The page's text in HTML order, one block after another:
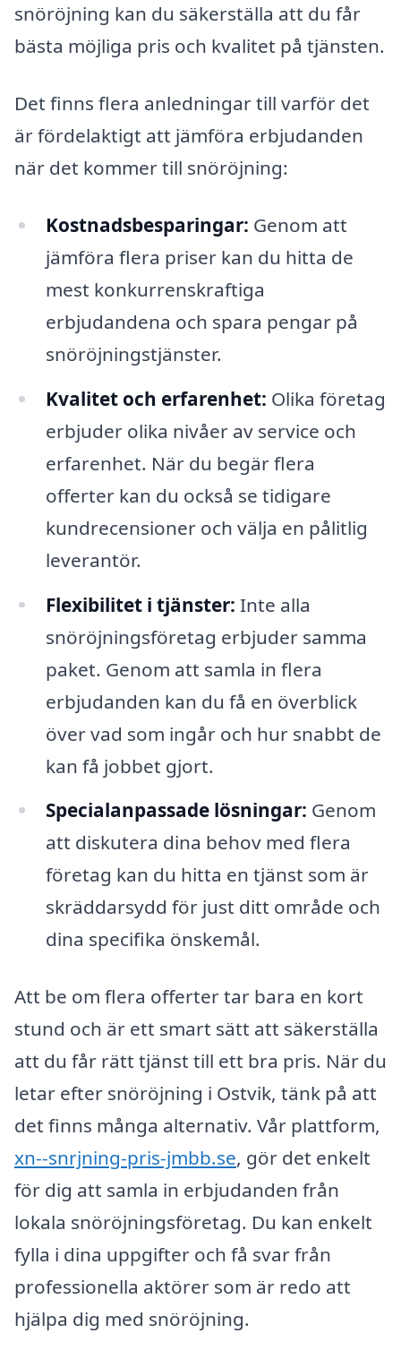
snöröjning kan du säkerställa att du får
bästa möjliga pris och kvalitet på tjänsten.
Det finns flera anledningar till varför det
är fördelaktigt att jämföra erbjudanden
när det kommer till snöröjning:
Kostnadsbesparingar: Genom att
jämföra flera priser kan du hitta de
mest konkurrenskraftiga
erbjudandena och spara pengar på
snöröjningstjänster.
Kvalitet och erfarenhet: Olika företag
erbjuder olika nivåer av service och
erfarenhet. När du begär flera
offerter kan du också se tidigare
kundrecensioner och välja en pålitlig
leverantör.
Flexibilitet i tjänster: Inte alla
snöröjningsföretag erbjuder samma
paket. Genom att samla in flera
erbjudanden kan du få en överblick
över vad som ingår och hur snabbt de
kan få jobbet gjort.
Specialanpassade lösningar: Genom
att diskutera dina behov med flera
företag kan du hitta en tjänst som är
skräddarsydd för just ditt område och
dina specifika önskemål.
Att be om flera offerter tar bara en kort
stund och är ett smart sätt att säkerställa
att du får rätt tjänst till ett bra pris. När du
letar efter snöröjning i Ostvik, tänk på att
det finns många alternativ. Vår plattform,
xn--snrjning-pris-jmbb.se, gör det enkelt
för dig att samla in erbjudanden från
lokala snöröjningsföretag. Du kan enkelt
fylla i dina uppgifter och få svar från
professionella aktörer som är redo att
hjälpa dig med snöröjning.